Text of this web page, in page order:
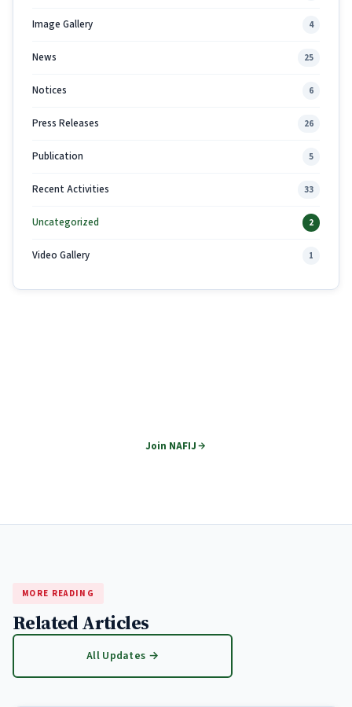
Image Gallery 4
News 25
Notices 6
Press Releases 26
Publication 5
Recent Activities 33
Uncategorized 2
Video Gallery 1
Join NAFIJ
MORE READING
Related Articles
All Updates →